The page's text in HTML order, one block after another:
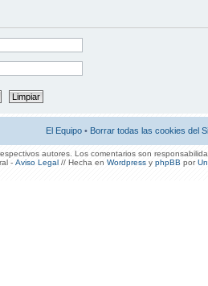
El Equipo • Borrar todas las cookies del
autores. Los comentarios son
- Aviso Legal // Hecha en Wordpress y phpBB por